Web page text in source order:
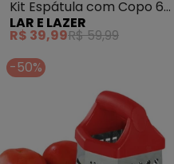
Kit Espátula com Copo 6
Peças
LAR E LAZER
R$ 39,99R$ 59,99
-50%